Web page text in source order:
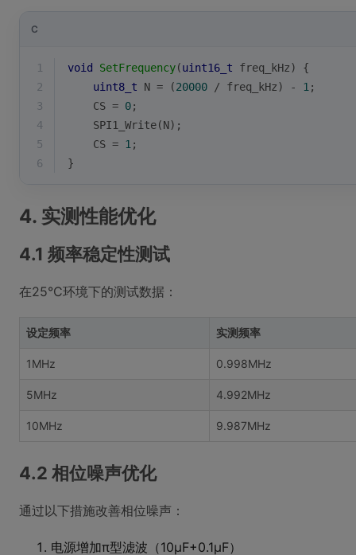
C
1 void SetFrequency(uint16_t freq_kHz)
{
2
uint8_t N = (20000 / freq_kHz) - 1 ;
3
    CS =
0;
4
    SPI1_Write(N);
5
    CS =
1 ;
6
}
4. 实测性能优化
4.1 频率稳定性测试
在25°C环境下的测试数据：
设定频率 实测频率
1MHz 0.998MHz
5MHz 4.992MHz
10MHz 9.987MHz
4.2 相位噪声优化
通过以下措施改善相位噪声：
电源增加π型滤波（10μF+0.1μF）